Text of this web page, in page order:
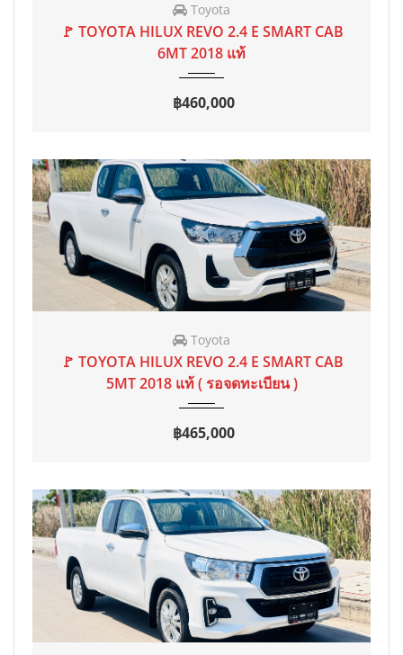
2018 MT
Toyota
🚩 TOYOTA HILUX REVO 2.4 E SMART CAB
6MT 2018 แท้
฿460,000
MT
Toyota
🚩 TOYOTA HILUX REVO 2.4 E SMART CAB
5MT 2018 แท้ ( รอจดทะเบียน )
฿465,000